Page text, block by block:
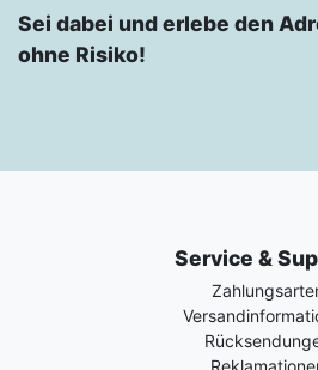
Sei dabei und erlebe den
ohne Risiko!
Service &